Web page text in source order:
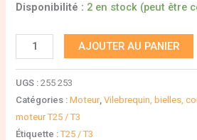
Disponibilité : 2 en stock (peut être
AJOUTER AU PANIER
UGS :255 253
Catégories :Moteur,Vilebrequin, bielles,
moteur T25 / T3
Étiquette :T25 / T3